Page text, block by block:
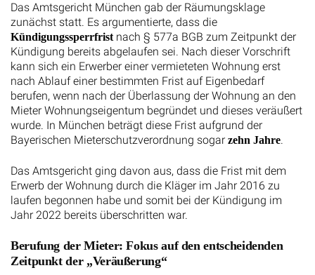
Das Amtsgericht München gab der Räumungsklage
zunächst statt. Es argumentierte, dass die
Kündigungssperrfristnach § 577a BGB zum Zeitpunkt der
Kündigung bereits abgelaufen sei. Nach dieser Vorschrift
kann sich ein Erwerber einer vermieteten Wohnung erst
nach Ablauf einer bestimmten Frist auf Eigenbedarf
berufen, wenn nach der Überlassung der Wohnung an den
Mieter Wohnungseigentum begründet und dieses veräußert
wurde. In München beträgt diese Frist aufgrund der
Bayerischen Mieterschutzverordnung sogar zehn Jahre.
Das Amtsgericht ging davon aus, dass die Frist mit dem
Erwerb der Wohnung durch die Kläger im Jahr 2016 zu
laufen begonnen habe und somit bei der Kündigung im
Jahr 2022 bereits überschritten war.
Berufung der Mieter: Fokus auf den entscheidenden
Zeitpunkt der „Veräußerung“